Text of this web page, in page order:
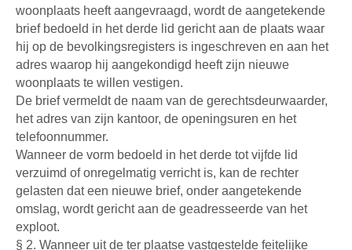
woonplaats heeft aangevraagd, wordt de aangetekende
brief bedoeld in het derde lid gericht aan de plaats waar
hij op de bevolkingsregisters is ingeschreven en aan het
adres waarop hij aangekondigd heeft zijn nieuwe
woonplaats te willen vestigen.
De brief vermeldt de naam van de gerechtsdeurwaarder,
het adres van zijn kantoor, de openingsuren en het
telefoonnummer.
Wanneer de vorm bedoeld in het derde tot vijfde lid
verzuimd of onregelmatig verricht is, kan de rechter
gelasten dat een nieuwe brief, onder aangetekende
omslag, wordt gericht aan de geadresseerde van het
exploot.
§ 2. Wanneer uit de ter plaatse vastgestelde feitelijke